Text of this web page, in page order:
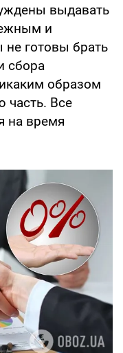
выдавать
и
готовы брать
сбора
образом
часть. Все
на время